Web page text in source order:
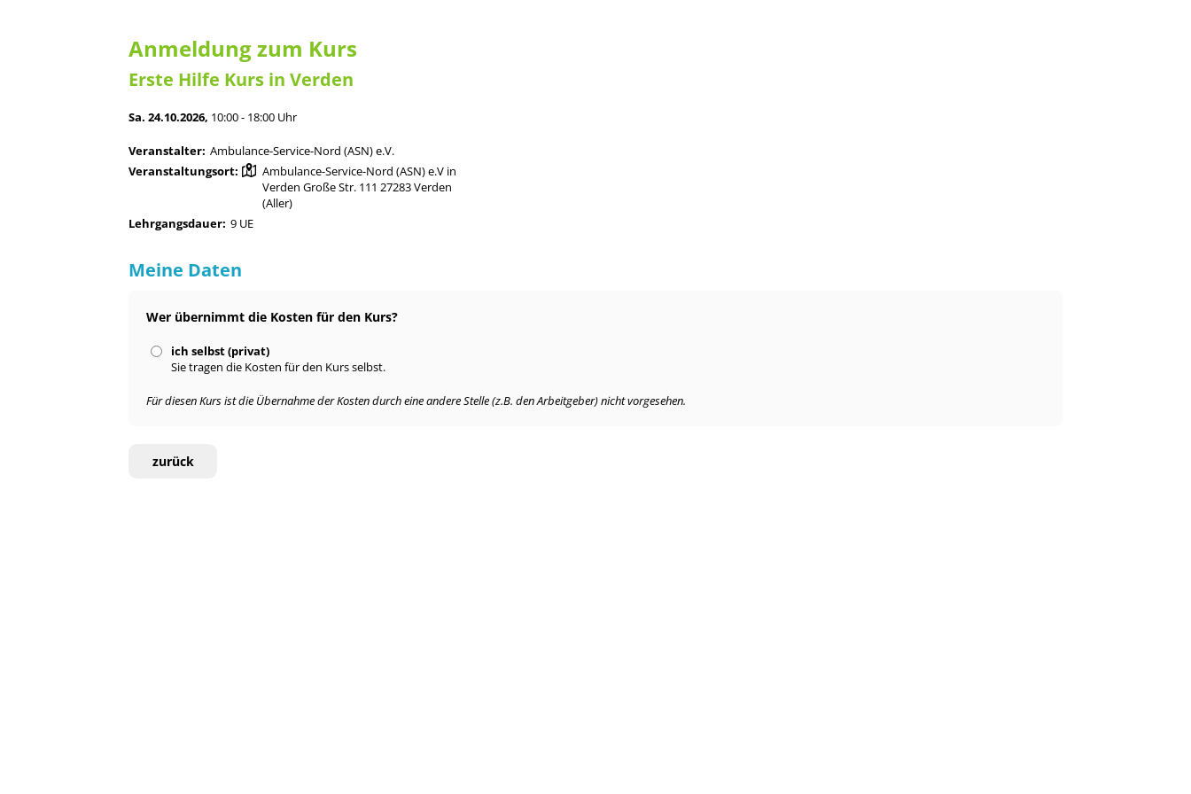
Anmeldung zum Kurs
Erste Hilfe Kurs in Verden
Sa. 24.10.2026, 10:00 - 18:00 Uhr
Veranstalter: Ambulance-Service-Nord (ASN) e.V.
Veranstaltungsort:
Ambulance-Service-Nord (ASN) e.V in
Verden Große Str. 111 27283 Verden
(Aller)
Lehrgangsdauer: 9 UE
Meine Daten
Wer übernimmt die Kosten für den Kurs?
ich selbst (privat)
Sie tragen die Kosten für den Kurs selbst.
Für diesen Kurs ist die Übernahme der Kosten durch eine andere Stelle (z.B. den Arbeitgeber) nicht vorgesehen.
zurück